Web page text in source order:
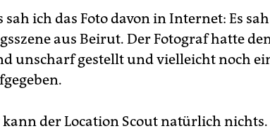
sah ich das Foto davon in Internet: Es
aus Beirut. Der Fotograf hatte
unscharf gestellt und vielleicht noch
der Location Scout natürlich